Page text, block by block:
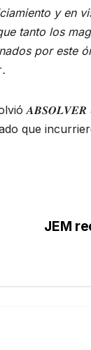
y en
tanto los
por este
.
𝑨𝑩𝑺𝑶𝑳𝑽𝑬𝑹
que
JEM